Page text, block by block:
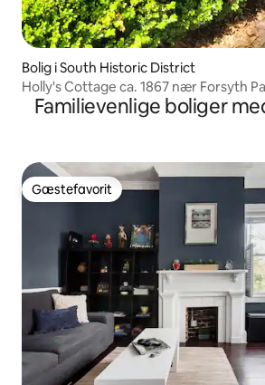
Bolig i South Historic District
Holly's Cottage ca. 1867 nær Forsyth
Familievenlige boliger
Gæstefavorit
Gæstefavorit